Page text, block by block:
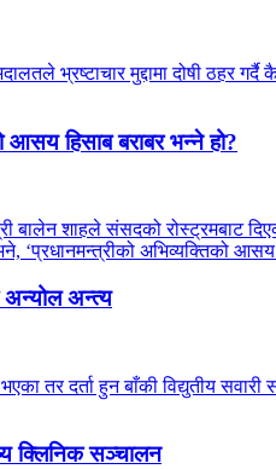
भ्रष्टाचार मुद्दामा दोषी ठहर
आसय हिसाब बराबर भन्ने हो?
बालेन शाहले संसदको रोस्ट्रमबाट
‘प्रधानमन्त्रीको अभिव्यक्तिको
अन्योल अन्त्य
दर्ता हुन बाँकी विद्युतीय सवारी
क्लिनिक सञ्चालन